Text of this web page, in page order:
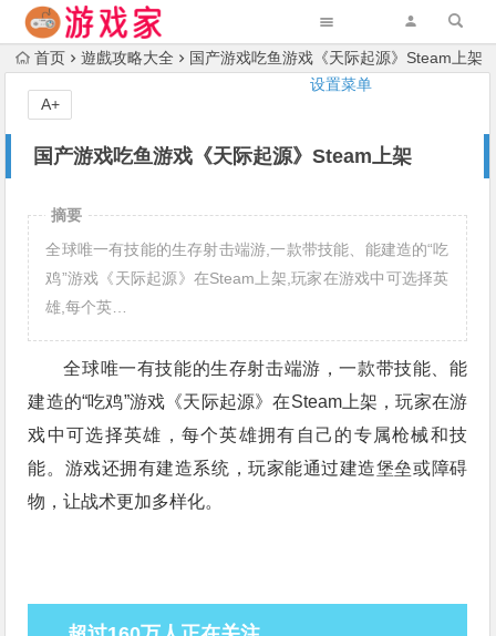
设置菜单
首页 遊戲攻略大全 国产游戏吃鱼游戏《天际起源》Steam上架
国产游戏吃鱼游戏《天际起源》Steam上架
A+
摘要
全球唯一有技能的生存射击端游,一款带技能、能建造的“吃
鸡”游戏《天际起源》在Steam上架,玩家在游戏中可选择英
雄,每个英…
全球唯一有技能的生存射击端游，一款带技能、能
建造的“吃鸡”游戏《天际起源》在Steam上架，玩家在游
戏中可选择英雄，每个英雄拥有自己的专属枪械和技
能。游戏还拥有建造系统，玩家能通过建造堡垒或障碍
物，让战术更加多样化。